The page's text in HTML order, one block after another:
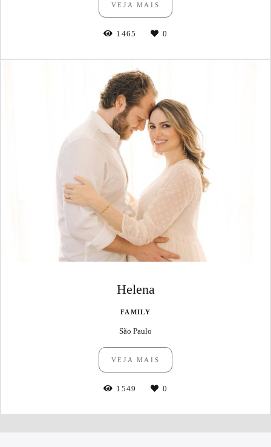
VEJA MAIS
1465 0
Helena
FAMILY
São Paulo
VEJA MAIS
1549 0